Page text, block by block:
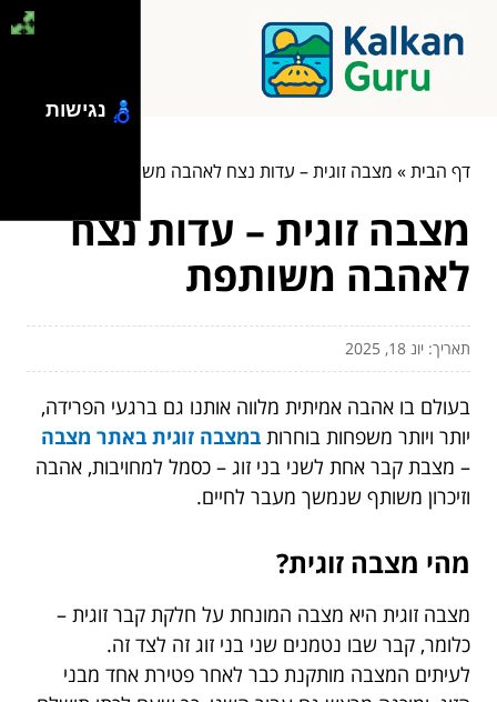
דף הבית» מצבה זוגית – עדות נצח לאהבה משותפת
מצבה זוגית – עדות נצח
לאהבה משותפת
תאריך: יונ 18, 2025
בעולם בו אהבה אמיתית מלווה אותנו גם ברגעי הפרידה,
יותר ויותר משפחות בוחרות במצבה זוגית באתר מצבה
– מצבת קבר אחת לשני בני זוג – כסמל למחויבות, אהבה
וזיכרון משותף שנמשך מעבר לחיים.
מהי מצבה זוגית?
מצבה זוגית היא מצבה המונחת על חלקת קבר זוגית –
כלומר, קבר שבו נטמנים שני בני זוג זה לצד זה.
לעיתים המצבה מותקנת כבר לאחר פטירת אחד מבני
נגישות